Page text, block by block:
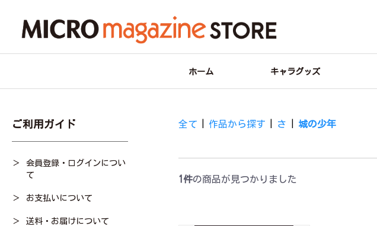
ホーム キャラグッズ
ご利用ガイド
会員登録・ログインについ
て
お支払いについて
送料・お届けについて
全て 作品から探す さ 城の少年
1件の商品が見つかりました